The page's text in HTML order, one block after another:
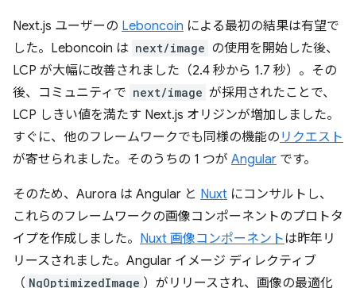
Next.js ユーザーの Leboncoin による最初の結果は有望で
した。Leboncoin は next/image の使用を開始した後、
LCP が大幅に改善されました（2.4 秒から 1.7 秒）。その
後、コミュニティで next/image が採用されたことで、
LCP しきい値を満たす Next.js オリジンが増加しました。
すぐに、他のフレームワークでも同様の機能の リクエスト
が寄せられました。そのうちの 1 つが Angular です。
そのため、Aurora は Angular と Nuxt にコンサルトし、
これらのフレームワークの画像コンポーネントのプロトタ
イプを作成しました。 Nuxt 画像コンポーネントは昨年リ
リースされました。Angular イメージ ディレクティブ
（ NgOptimizedImage ）がリリースされ、画像の最適化